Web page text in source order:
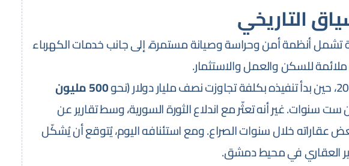
التاريخي
تشمل أنظمة أمن وحراسة وصيانة مستمرة، إلى جانب خدمات الكهرباء
ملائمة للسكن والعمل والاستثمار.
500 مليون
سنوات. غير أنه تعثّر مع اندلاع الثورة السورية، وسط تقارير عن
عقاراته خلال سنوات الصراع. ومع استئنافه اليوم، يُتوقع أن يُشكّل
العقاري في محيط دمشق.